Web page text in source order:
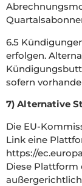
6.5
erfolgen.
sofern
7) Alternative
Die EU-
Link eine
https://
Diese Plattform